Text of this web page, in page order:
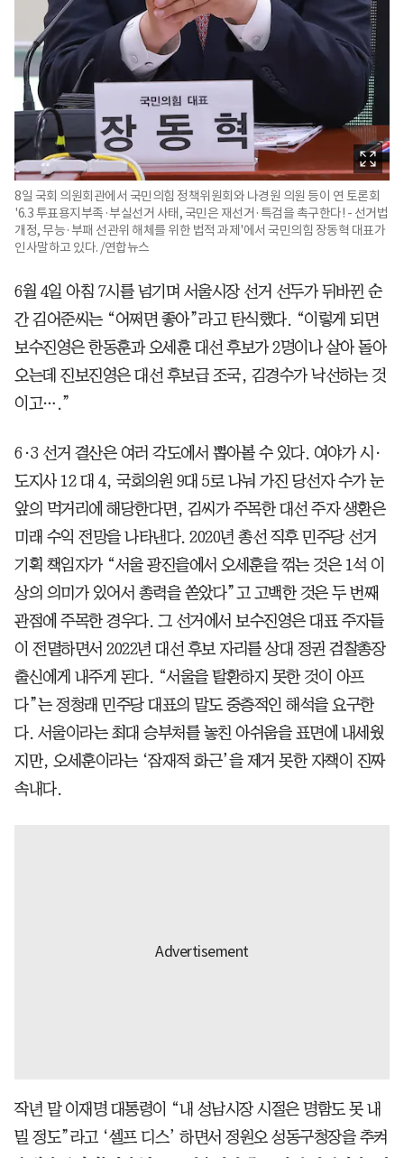
8일 국회 의원회관에서 국민의힘 정책위원회와 나경원 의원 등이 연 토론회
'6.3 투표용지부족·부실선거 사태, 국민은 재선거·특검을 촉구한다! - 선거법
개정, 무능·부패 선관위 해체를 위한 법적 과제'에서 국민의힘 장동혁 대표가
인사말하고 있다. /연합뉴스
6월 4일 아침 7시를 넘기며 서울시장 선거 선두가 뒤바뀐 순
간 김어준씨는 “어쩌면 좋아”라고 탄식했다. “이렇게 되면
보수진영은 한동훈과 오세훈 대선 후보가 2명이나 살아 돌아
오는데 진보진영은 대선 후보급 조국, 김경수가 낙선하는 것
이고….”
6·3 선거 결산은 여러 각도에서 뽑아볼 수 있다. 여야가 시·
도지사 12 대 4, 국회의원 9대 5로 나눠 가진 당선자 수가 눈
앞의 먹거리에 해당한다면, 김씨가 주목한 대선 주자 생환은
미래 수익 전망을 나타낸다. 2020년 총선 직후 민주당 선거
기획 책임자가 “서울 광진을에서 오세훈을 꺾는 것은 1석 이
상의 의미가 있어서 총력을 쏟았다”고 고백한 것은 두 번째
관점에 주목한 경우다. 그 선거에서 보수진영은 대표 주자들
이 전멸하면서 2022년 대선 후보 자리를 상대 정권 검찰총장
출신에게 내주게 된다. “서울을 탈환하지 못한 것이 아프
다”는 정청래 민주당 대표의 말도 중층적인 해석을 요구한
다. 서울이라는 최대 승부처를 놓친 아쉬움을 표면에 내세웠
지만, 오세훈이라는 ‘잠재적 화근’을 제거 못한 자책이 진짜
속내다.
작년 말 이재명 대통령이 “내 성남시장 시절은 명함도 못 내
밀 정도”라고 ‘셀프 디스’ 하면서 정원오 성동구청장을 추켜